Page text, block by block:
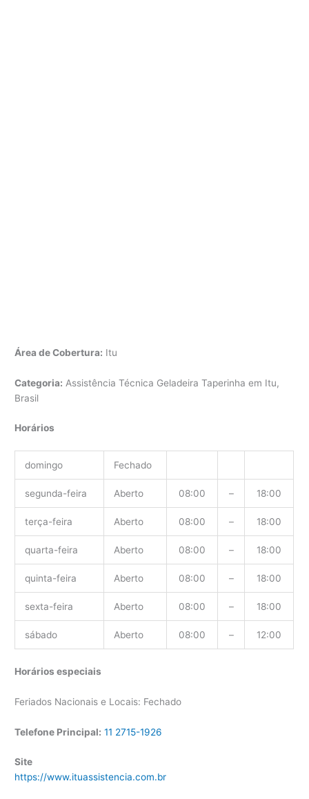
Área de Cobertura: Itu
Categoria: Assistência Técnica Geladeira Taperinha em Itu,
Brasil
Horários
domingo Fechado
segunda-feira Aberto 08:00 – 18:00
terça-feira Aberto 08:00 – 18:00
quarta-feira Aberto 08:00 – 18:00
quinta-feira Aberto 08:00 – 18:00
sexta-feira Aberto 08:00 – 18:00
sábado Aberto 08:00 – 12:00
Horários especiais
Feriados Nacionais e Locais: Fechado
Telefone Principal: 11 2715-1926
Site
https://www.ituassistencia.com.br